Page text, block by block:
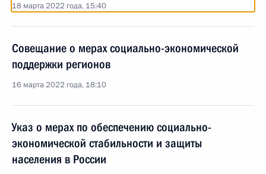
18 марта 2022 года, 15:40
Совещание о мерах социально-экономической
поддержки регионов
16 марта 2022 года, 18:10
Указ о мерах по обеспечению социально-
экономической стабильности и защиты
населения в России